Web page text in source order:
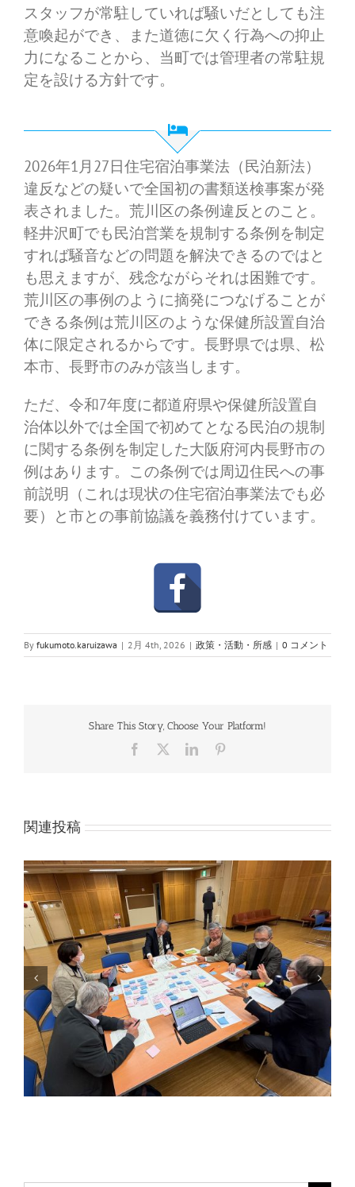
スタッフが常駐していれば騒いだとしても注
意喚起ができ、また道徳に欠く行為への抑止
力になることから、当町では管理者の常駐規
定を設ける方針です。
2026年1月27日住宅宿泊事業法（民泊新法）
違反などの疑いで全国初の書類送検事案が発
表されました。荒川区の条例違反とのこと。
軽井沢町でも民泊営業を規制する条例を制定
すれば騒音などの問題を解決できるのではと
も思えますが、残念ながらそれは困難です。
荒川区の事例のように摘発につなげることが
できる条例は荒川区のような保健所設置自治
体に限定されるからです。長野県では県、松
本市、長野市のみが該当します。
ただ、令和7年度に都道府県や保健所設置自
治体以外では全国で初めてとなる民泊の規制
に関する条例を制定した大阪府河内長野市の
例はあります。この条例では周辺住民への事
前説明（これは現状の住宅宿泊事業法でも必
要）と市との事前協議を義務付けています。
By fukumoto.karuizawa | 2月 4th, 2026 | 政策・活動・所感 | 0 コメント
Share This Story, Choose Your Platform!
Facebook LinkedIn
関連投稿
新年おめでとうございます